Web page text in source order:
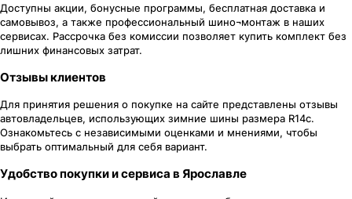
Доступны акции, бонусные программы, бесплатная доставка и
самовывоз, а также профессиональный шино¬монтаж в наших
сервисах. Рассрочка без комиссии позволяет купить комплект без
лишних финансовых затрат.
Отзывы клиентов
Для принятия решения о покупке на сайте представлены отзывы
автовладельцев, использующих зимние шины размера R14c.
Ознакомьтесь с независимыми оценками и мнениями, чтобы
выбрать оптимальный для себя вариант.
Удобство покупки и сервиса в Ярославле